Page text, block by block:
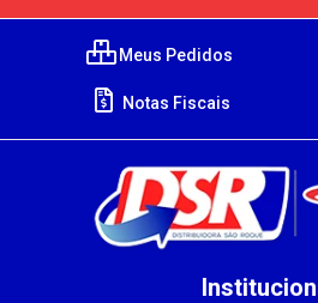
Meus Pedidos
Notas Fiscais